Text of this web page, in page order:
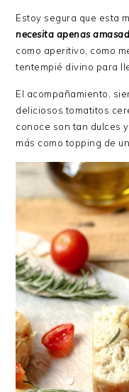
Estoy segura que esta
necesita apenas
como aperitivo, como
tentempié divino para
El acompañamiento,
deliciosos tomatitos
conoce son tan dulces
más como topping de